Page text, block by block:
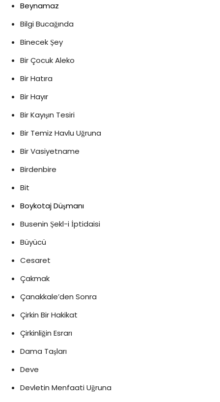
Beynamaz
Bilgi Bucağında
Binecek Şey
Bir Çocuk Aleko
Bir Hatıra
Bir Hayır
Bir Kayışın Tesiri
Bir Temiz Havlu Uğruna
Bir Vasiyetname
Birdenbire
Bit
Boykotaj Düşmanı
Busenin Şekl-i İptidaisi
Büyücü
Cesaret
Çakmak
Çanakkale’den Sonra
Çirkin Bir Hakikat
Çirkinliğin Esrarı
Dama Taşları
Deve
Devletin Menfaati Uğruna